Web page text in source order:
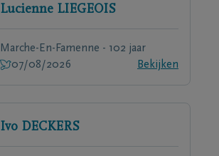
Lucienne LIEGEOIS
Marche-En-Famenne - 102 jaar
07/08/2026
Bekijken
Ivo DECKERS